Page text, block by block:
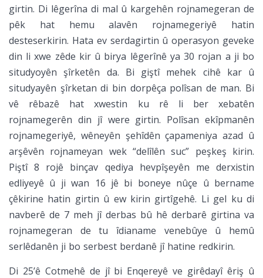
girtin. Di lêgerîna di mal û kargehên rojnamegeran de
pêk hat hemu alavên rojnamegeriyê hatin
desteserkirin. Hata ev serdagirtin û operasyon geveke
din li xwe zêde kir û birya lêgerînê ya 30 rojan a ji bo
situdyoyên şîrketên da. Bi giştî mehek cihê kar û
situdyayên şîrketan di bin dorpêça polîsan de man. Bi
vê rêbazê hat xwestin ku rê li ber xebatên
rojnamegerên din jî were girtin. Polîsan ekîpmanên
rojnamegeriyê, wêneyên şehîdên çapameniya azad û
arşêvên rojnameyan wek “delîlên suc” peşkeş kirin.
Piştî 8 rojê binçav qediya hevpîşeyên me derxistin
edliyeyê û ji wan 16 jê bi boneye nûçe û bername
çêkirine hatin girtin û ew kirin girtîgehê. Li gel ku di
navberê de 7 meh jî derbas bû hê derbarê girtina va
rojnamegeran de tu îdianame venebûye û hemû
serlêdanên ji bo serbest berdanê jî hatine redkirin.
Di 25’ê Cotmehê de jî bi Enqereyê ve girêdayî êriş û